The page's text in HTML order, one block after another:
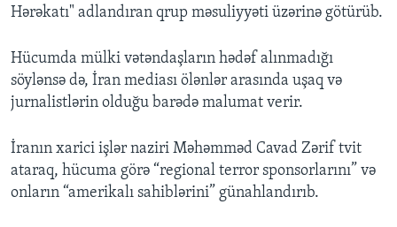
Hərəkatı" adlandıran qrup məsuliyyəti üzərinə götürüb.
Hücumda mülki vətəndaşların hədəf alınmadığı
söylənsə də, İran mediası ölənlər arasında uşaq və
jurnalistlərin olduğu barədə malumat verir.
İranın xarici işlər naziri Məhəmməd Cavad Zərif tvit
ataraq, hücuma görə “regional terror sponsorlarını” və
onların “amerikalı sahiblərini” günahlandırıb.